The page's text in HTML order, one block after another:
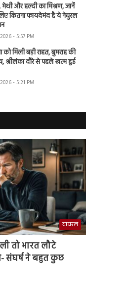
मेथी और हल्दी का मिश्रण, जानें
कितना फायदेमंद है ये नेचुरल
- 5:57 PM
को मिली बड़ी राहत, बुमराह की
श्रीलंका दौरे से पहले खत्म हुई
- 5:21 PM
वायरल
तो भारत लौटे
संघर्ष ने बहुत कुछ